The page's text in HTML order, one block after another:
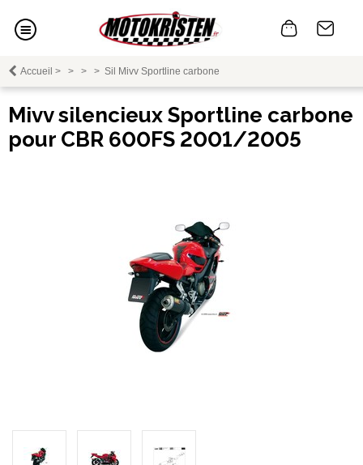
Accueil > > > > Sil Mivv Sportline carbone
Mivv silencieux Sportline carbone
pour CBR 600FS 2001/2005